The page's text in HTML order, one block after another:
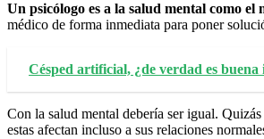
Un psicólogo es a la salud mental como el
médico de forma inmediata para poner
Césped artificial, ¿de verdad es buena
Con la salud mental debería ser igual.
estas afectan incluso a sus relaciones